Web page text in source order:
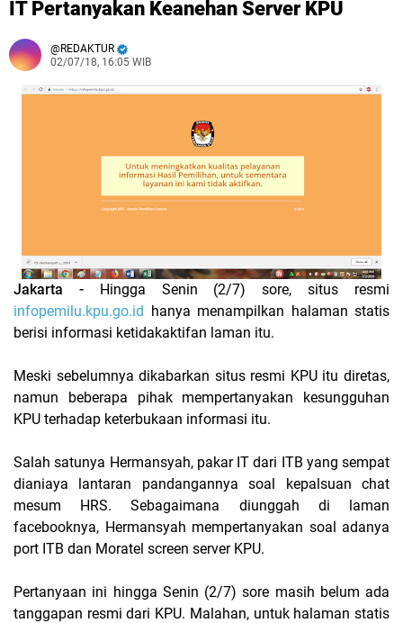
IT Pertanyakan Keanehan Server KPU
REDAKTUR
02/07/18, 16:05 WIB
Jakarta - Hingga Senin (2/7) sore, situs resmi
infopemilu.kpu.go.id hanya menampilkan halaman statis
berisi informasi ketidakaktifan laman itu.
Meski sebelumnya dikabarkan situs resmi KPU itu diretas,
namun beberapa pihak mempertanyakan kesungguhan
KPU terhadap keterbukaan informasi itu.
Salah satunya Hermansyah, pakar IT dari ITB yang sempat
dianiaya lantaran pandangannya soal kepalsuan chat
mesum HRS. Sebagaimana diunggah di laman
facebooknya, Hermansyah mempertanyakan soal adanya
port ITB dan Moratel screen server KPU.
Pertanyaan ini hingga Senin (2/7) sore masih belum ada
tanggapan resmi dari KPU. Malahan, untuk halaman statis